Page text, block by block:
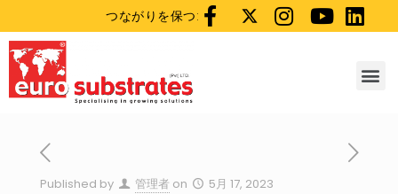
つながりを保つ:
Published by 管理者 on 5月 17, 2023